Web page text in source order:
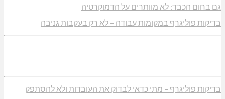
גם בחום הכבד: לא מוותרים על הדמוקרטיה
בדיקות פוליגרף במקומות עבודה – לא רק בעקבות גניבה
בדיקות פוליגרף – מתי כדאי לבדוק את העובדות ולא להסתפק